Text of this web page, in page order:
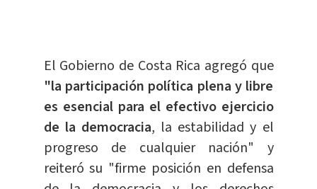
El Gobierno de Costa Rica agregó que
"la participación política plena y libre
es esencial para el efectivo ejercicio
de la democracia, la estabilidad y el
progreso de cualquier nación" y
reiteró su "firme posición en defensa